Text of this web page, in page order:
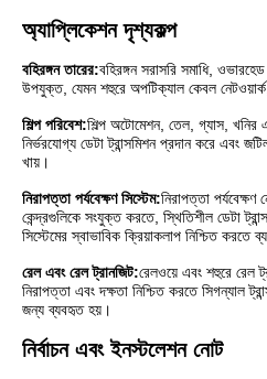
অ্যাপ্লিকেশন দৃশ্যকল্প
বহিরঙ্গন তারের:বহিরঙ্গন সরাসরি সমাধি,
উপযুক্ত, যেমন শহুরে অপটিক্যাল কেবল
শিল্প পরিবেশ:শিল্প অটোমেশন, তেল, গ্যাস, খনির
নির্ভরযোগ্য ডেটা ট্রান্সমিশন প্রদান করে এবং
খায়।
নিরাপত্তা পর্যবেক্ষণ সিস্টেম:নিরাপত্তা পর্যবেক্ষণ
কেন্দ্রগুলিকে সংযুক্ত করতে, স্থিতিশীল ডেটা
সিস্টেমের স্বাভাবিক ক্রিয়াকলাপ নিশ্চিত করতে
রেল এবং রেল ট্রানজিট:রেলওয়ে এবং শহুরে রেল
নিরাপত্তা এবং দক্ষতা নিশ্চিত করতে সিগন্যাল
জন্য ব্যবহৃত হয়।
নির্বাচন এবং ইনস্টলেশন নোট